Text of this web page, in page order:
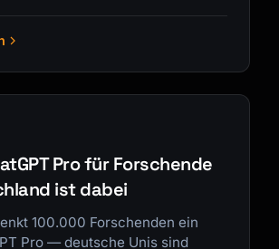
Pro für Forschende
ist dabei
100.000 Forschenden ein
Pro — deutsche Unis sind